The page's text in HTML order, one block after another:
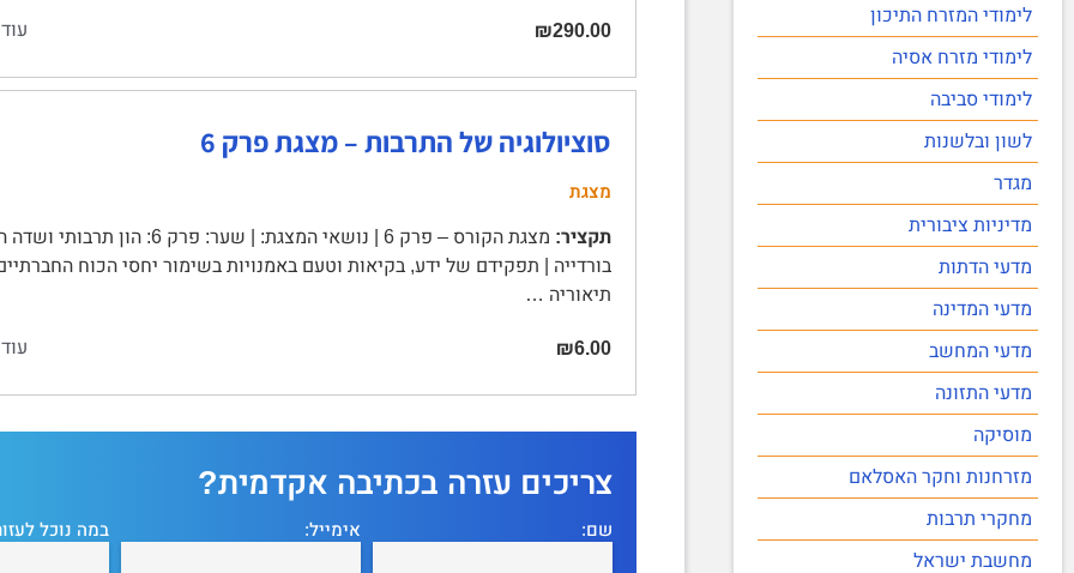
לימודי המזרח התיכון
לימודי מזרח אסיה
לימודי סביבה
לשון ובלשנות
מגדר
מדיניות ציבורית
מדעי הדתות
מדעי המדינה
מדעי המחשב
מדעי התזונה
מוסיקה
מזרחנות וחקר האסלאם
מחקרי תרבות
מחשבת ישראל
₪290.00
סוציולוגיה של התרבות – מצגת פרק 6
מצגת
תקציר:
מצגת הקורס – פרק 6 | נושאי המצגת: |
בורדייה | תפקידם של ידע, בקיאות וטעם באמנויות בשימור יחסי הכוח
תיאוריה …
₪6.00
צריכים עזרה בכתיבה אקדמית?
שם: אימייל: במה נוכל